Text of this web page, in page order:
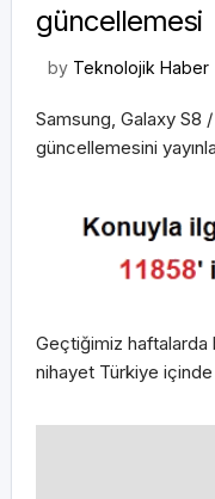
güncellemesi
by Teknolojik Haber
Samsung, Galaxy S8
güncellemesini
Geçtiğimiz haftalarda
nihayet Türkiye